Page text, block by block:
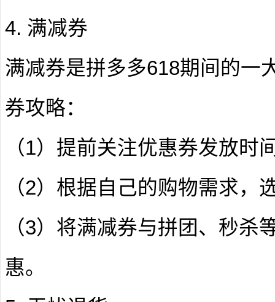
4. 满减券
满减券是拼多多618期间的一
券攻略：
（1）提前关注优惠券发放时
（2）根据自己的购物需求，
（3）将满减券与拼团、秒杀
惠。